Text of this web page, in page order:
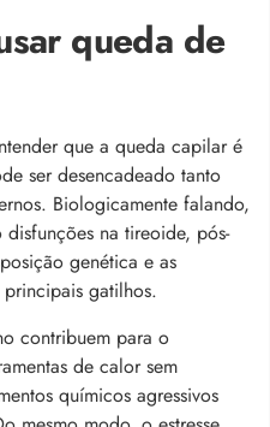
queda de
que a queda capilar é
ser desencadeado tanto
Biologicamente falando,
na tireoide, pós-
genética e as
gatilhos.
contribuem para o
de calor sem
químicos agressivos